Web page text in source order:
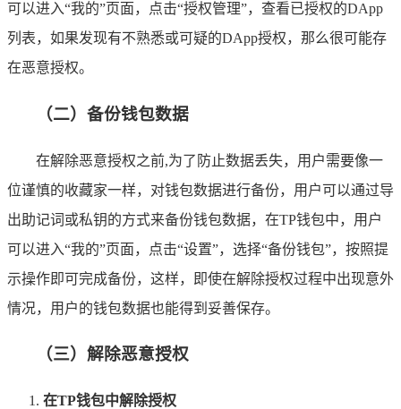
可以进入“我的”页面，点击“授权管理”，查看已授权的DApp
列表，如果发现有不熟悉或可疑的DApp授权，那么很可能存
在恶意授权。
（二）备份钱包数据
在解除恶意授权之前,为了防止数据丢失，用户需要像一
位谨慎的收藏家一样，对钱包数据进行备份，用户可以通过导
出助记词或私钥的方式来备份钱包数据，在TP钱包中，用户
可以进入“我的”页面，点击“设置”，选择“备份钱包”，按照提
示操作即可完成备份，这样，即使在解除授权过程中出现意外
情况，用户的钱包数据也能得到妥善保存。
（三）解除恶意授权
在TP钱包中解除授权